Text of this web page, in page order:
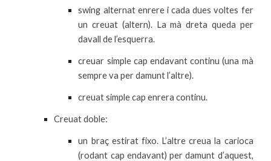
swing alternat enrere i cada dues voltes fer
un creuat (altern). La mà dreta queda per
davall de l’esquerra.
creuar simple cap endavant continu (una mà
sempre va per damunt l’altre).
creuat simple cap enrera continu.
Creuat doble:
un braç estirat fixo. L’altre creua la carioca
(rodant cap endavant) per damunt d’aquest,